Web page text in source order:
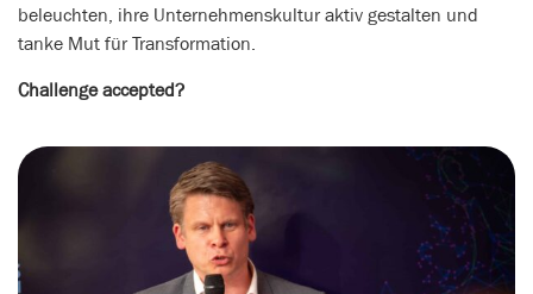
beleuchten, ihre Unternehmenskultur aktiv gestalten und
tanke Mut für Transformation.
Challenge accepted?